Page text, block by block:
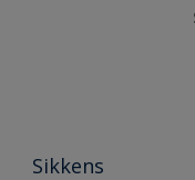
Sikkens